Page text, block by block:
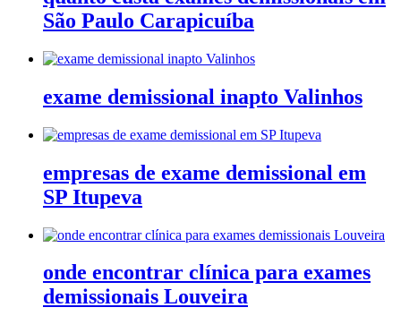
São Paulo Carapicuíba
exame demissional inapto Valinhos
empresas de exame demissional em
SP Itupeva
onde encontrar clínica para exames
demissionais Louveira